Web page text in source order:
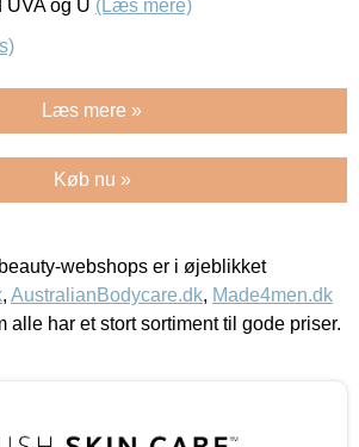
UVA og U (Læs mere)
Læs mere »
Køb nu »
webshops er i øjeblikket
, AustralianBodycare.dk, Made4men.dk
alle har et stort sortiment til gode priser.